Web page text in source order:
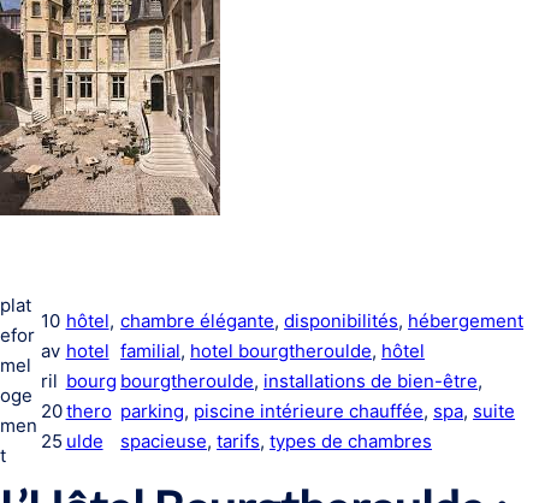
plat
efor
mel
oge
men
t
10
av
ril
20
25
hôtel
hotel
bourg
thero
ulde
chambre élégante, disponibilités, hébergement
familial, hotel bourgtheroulde, hôtel
bourgtheroulde, installations de bien-être
parking, piscine intérieure chauffée, spa, suite
spacieuse, tarifs, types de chambres